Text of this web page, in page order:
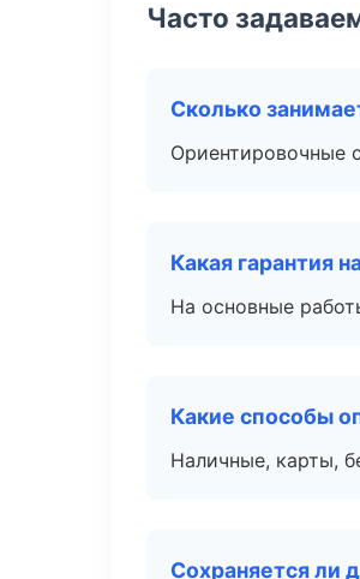
Часто
Сколько
Ориентировочные
Какая гарантия
На основные
Какие способы
Наличные, карты,
Сохраняется ли